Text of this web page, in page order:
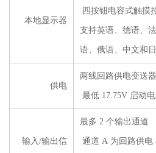
本地显示器
四按钮电容式触摸
支持英语、德语、
语、俄语、中文和日
供电
两线回路供电变送器
最低 17.75V 启动电
输入/输出信
最多 2 个输出通道
通道 A 为回路供电